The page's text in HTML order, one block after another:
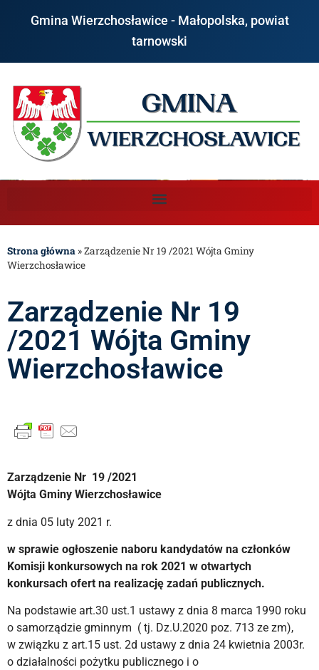
Gmina Wierzchosławice - Małopolska, powiat
tarnowski
Strona główna »Zarządzenie Nr 19 /2021 Wójta Gminy
Wierzchosławice
Zarządzenie Nr 19
/2021 Wójta Gminy
Wierzchosławice
Zarządzenie Nr 19 /2021
Wójta Gminy Wierzchosławice
z dnia 05 luty 2021 r.
w sprawie ogłoszenie naboru kandydatów na członków
Komisji konkursowych na rok 2021 w otwartych
konkursach ofert na realizację zadań publicznych.
Na podstawie art.30 ust.1 ustawy z dnia 8 marca 1990 roku
o samorządzie gminnym ( tj. Dz.U.2020 poz. 713 ze zm),
w związku z art.15 ust. 2d ustawy z dnia 24 kwietnia 2003r.
o działalności pożytku publicznego i o